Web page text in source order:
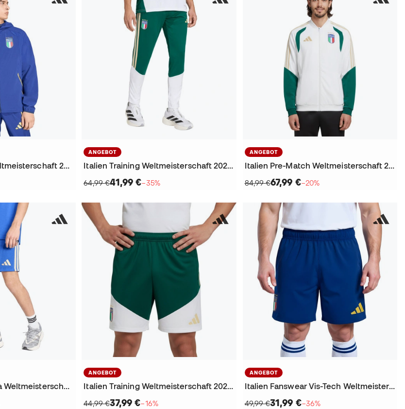
Italien Fanswear Weltmeisterschaft 2026 Jacke
ANGEBOT
Italien Training Weltmeisterschaft 2026 Lange Hosen
64,99 €41,99 €−35%
ANGEBOT
Italien Pre-Match Weltmeisterschaft 2026 Jacke
84,99 €67,99 €−20%
Italien Fanswear Dna Weltmeisterschaft 2026 Shorts
ANGEBOT
Italien Training Weltmeisterschaft 2026 Shorts
44,99 €37,99 €−16%
ANGEBOT
Italien Fanswear Vis-Tech Weltmeisterschaft 2026 Shorts
49,99 €31,99 €−36%